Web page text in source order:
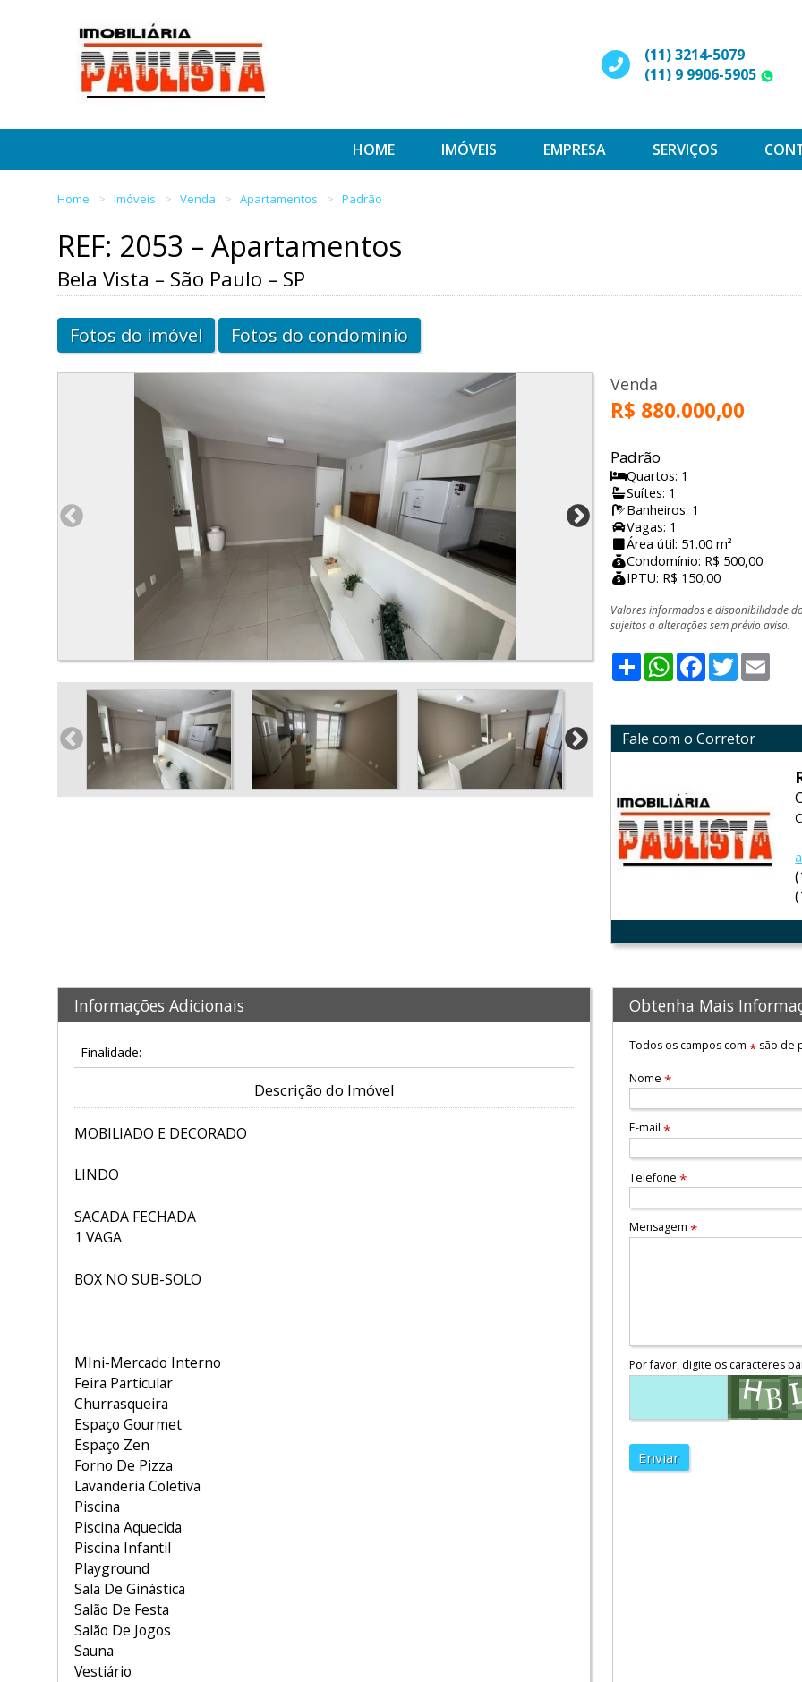
(11) 3214-5079
(11) 9 9906-5905
HOME IMÓVEIS EMPRESA SERVIÇOS
Home Imóveis Venda Apartamentos Padrão
REF: 2053 – Apartamentos
Bela Vista – São Paulo – SP
Fotos do imóvel Fotos do condominio
Venda
R$ 880.000,00
Padrão
Quartos: 1
Suítes: 1
Banheiros: 1
Vagas: 1
Área útil: 51.00 m²
Condomínio: R$ 500,00
IPTU: R$ 150,00
Valores informados e disponibilidade
sujeitos a alterações sem prévio aviso.
ShareWhatsApp
Facebook
Twitter
Fale com o Corretor
Informações Adicionais
Finalidade:
Descrição do Imóvel
MOBILIADO E DECORADO
LINDO
SACADA FECHADA
1 VAGA
BOX NO SUB-SOLO
MIni-Mercado Interno
Feira Particular
Churrasqueira
Espaço Gourmet
Espaço Zen
Forno De Pizza
Lavanderia Coletiva
Piscina
Piscina Aquecida
Piscina Infantil
Playground
Sala De Ginástica
Salão De Festa
Salão De Jogos
Sauna
Vestiário
Obtenha Mais
Todos os campos com *são de
Nome *
E-mail *
Telefone *
Mensagem *
Por favor, digite os caracteres
Enviar